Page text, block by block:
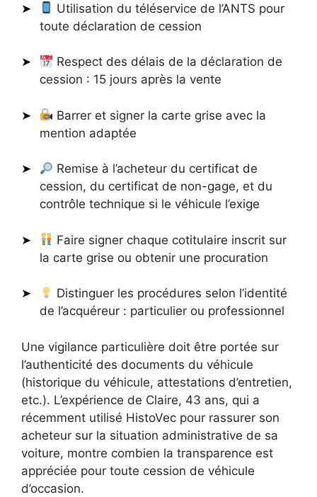
Utilisation du téléservice de l’ANTS pour
toute déclaration de cession
Respect des délais de la déclaration de
cession : 15 jours après la vente
Barrer et signer la carte grise avec la
mention adaptée
Remise à l’acheteur du certificat de
cession, du certificat de non-gage, et du
contrôle technique si le véhicule l’exige
Faire signer chaque cotitulaire inscrit sur
la carte grise ou obtenir une procuration
Distinguer les procédures selon l’identité
de l’acquéreur : particulier ou professionnel
Une vigilance particulière doit être portée sur
l’authenticité des documents du véhicule
(historique du véhicule, attestations d’entretien,
etc.). L’expérience de Claire, 43 ans, qui a
récemment utilisé HistoVec pour rassurer son
acheteur sur la situation administrative de sa
voiture, montre combien la transparence est
appréciée pour toute cession de véhicule
d’occasion.